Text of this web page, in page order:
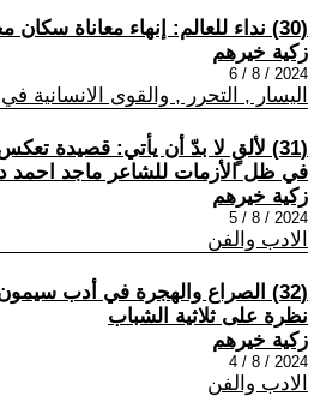
(30) نداء للعالم: إنهاء معاناة سكان مخيمات تندوف
زكية خيرهم
2024 / 8 / 6
اليسار , التحرر , والقوى الانسانية في
(31) لألقٍ لا بدّ أن يأتي: قصيدة
في ظل الأزمات للشاعر ماجد احمد
زكية خيرهم
2024 / 8 / 5
الادب والفن
(32) الصراع والهجرة في أدب
نظرة على ثلاثية الشباب
زكية خيرهم
2024 / 8 / 4
الادب والفن